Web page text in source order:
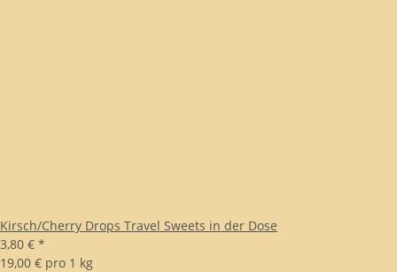
Kirsch/Cherry Drops Travel Sweets in der Dose
3,80 € *
19,00 € pro 1 kg